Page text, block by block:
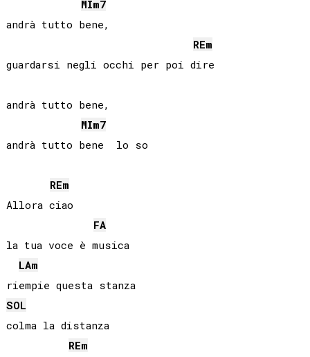
MIm7
andrà tutto bene,
REm
guardarsi negli occhi per poi dire
andrà tutto bene,
MIm7
andrà tutto bene  lo so
REm
Allora ciao
FA
la tua voce è musica
LAm
riempie questa stanza
SOL
colma la distanza
REm